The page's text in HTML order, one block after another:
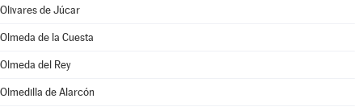
Olivares de Júcar
Olmeda de la Cuesta
Olmeda del Rey
Olmedilla de Alarcón